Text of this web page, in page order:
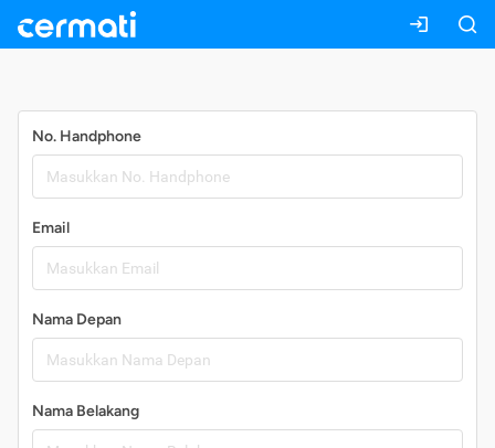
No. Handphone
Email
Nama Depan
Nama Belakang